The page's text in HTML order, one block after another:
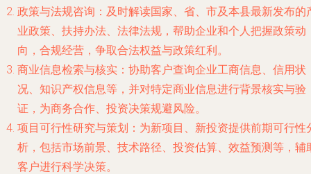
政策与法规咨询 ：及时解读国家、省、市及本县最新发布的
业政策、扶持办法、法律法规，帮助企业和个人把握政策动
向，合规经营，争取合法权益与政策红利。
商业信息检索与核实 ：协助客户查询企业工商信息、信用状
况、知识产权信息等，并对特定商业信息进行背景核实与验
证，为商务合作、投资决策规避风险。
项目可行性研究与策划 ：为新项目、新投资提供前期可行性
析，包括市场前景、技术路径、投资估算、效益预测等，辅
客户进行科学决策。